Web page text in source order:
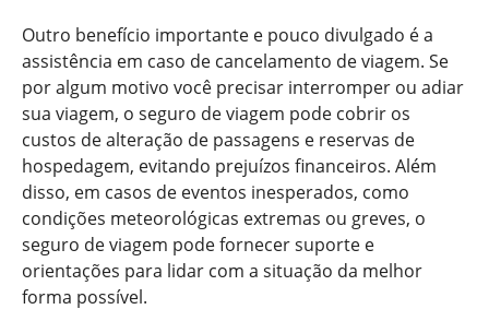
Outro benefício importante e pouco divulgado é a
assistência em caso de cancelamento de viagem. Se
por algum motivo você precisar interromper ou adiar
sua viagem, o seguro de viagem pode cobrir os
custos de alteração de passagens e reservas de
hospedagem, evitando prejuízos financeiros. Além
disso, em casos de eventos inesperados, como
condições meteorológicas extremas ou greves, o
seguro de viagem pode fornecer suporte e
orientações para lidar com a situação da melhor
forma possível.